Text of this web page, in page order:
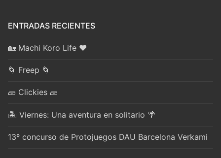
ENTRADAS RECIENTES
🏡 Machi Koro Life ❤️
🌀 Freep 🌀
🧱 Clickies 🧱
🏝️ Viernes: Una aventura en solitario 🌴
13º concurso de Protojuegos DAU Barcelona Verkami